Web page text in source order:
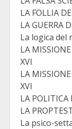
LA FOLLIA
LA GUERRA
La logica del
LA
XVI
LA
XVI
LA POLITICA
LA
La psico-